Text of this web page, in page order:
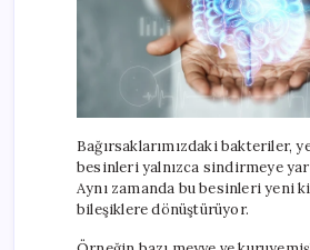
Bağırsaklarımızdaki bakteriler,
besinleri yalnızca sindirmeye
Aynı zamanda bu besinleri yeni
bileşiklere dönüştürüyor.